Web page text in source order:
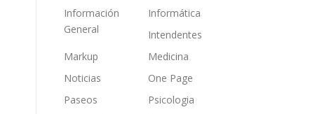
Información
General
Informática
Intendentes
Markup
Medicina
Noticias
One Page
Paseos
Psicologia